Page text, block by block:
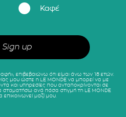
Καφέ
επιβεβαιώνω ότι είμαι άνω των 18 ετών.
μου ώστε η LE MONDE να μπορεί να με
και υπηρεσίες που ανταποκρίνονται σε
ανά πάσα στιγμή τη LE MONDE
μαζί μου.